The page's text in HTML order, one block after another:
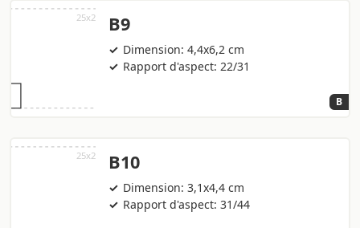
B9
Dimension: 4,4x6,2 cm
Rapport d'aspect: 22/31
B
B10
Dimension: 3,1x4,4 cm
Rapport d'aspect: 31/44